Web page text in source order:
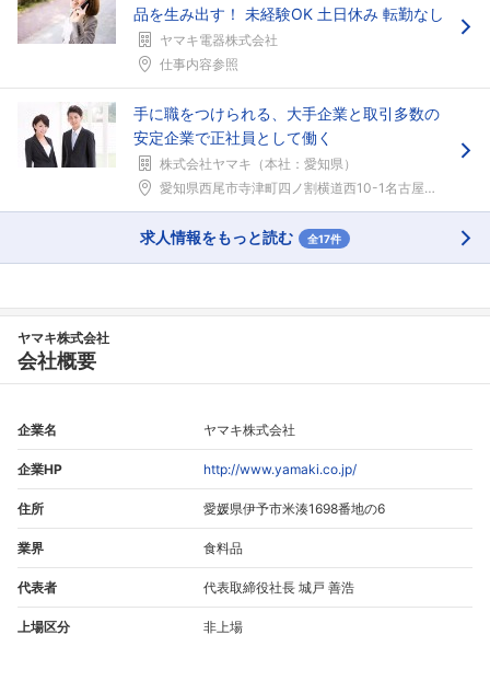
品を生み出す！ 未経験OK 土日休み 転勤なし
ヤマキ電器株式会社
仕事内容参照
手に職をつけられる、大手企業と取引多数の
安定企業で正社員として働く
株式会社ヤマキ（本社：愛知県）
愛知県西尾市寺津町四ノ割横道西10-1名古屋鉄道西...
求人情報をもっと読む 全17件
ヤマキ株式会社
会社概要
企業名 ヤマキ株式会社
企業HP http://www.yamaki.co.jp/
住所 愛媛県伊予市米湊1698番地の6
業界 食料品
代表者 代表取締役社長 城戸 善浩
上場区分 非上場